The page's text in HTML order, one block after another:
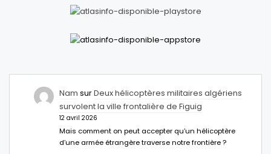
Nam surDeux hélicoptères militaires algériens
survolent la ville frontalière de Figuig
12 avril 2026
Mais comment on peut accepter qu’un hélicoptère
d’une armée étrangère traverse notre frontière ?